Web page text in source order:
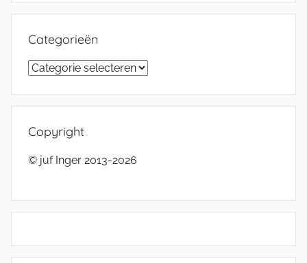
Categorieën
Categorieën
Copyright
© juf Inger 2013-2026